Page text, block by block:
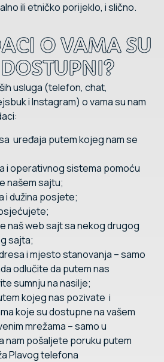
ili etničko porijeklo, i slično.
O VAMA SU
usluga (telefon, chat,
i Instagram) o vama su nam
uređaja putem kojeg nam se
i operativnog sistema pomoću
našem sajtu;
i dužina posjete;
naš web sajt sa nekog drugog
sajta;
i mjesto stanovanja – samo
odlučite da putem nas
sumnju na nasilje;
kojeg nas pozivate i
koje su dostupne na vašem
mrežama – samo u
nam pošaljete poruku putem
Plavog telefona